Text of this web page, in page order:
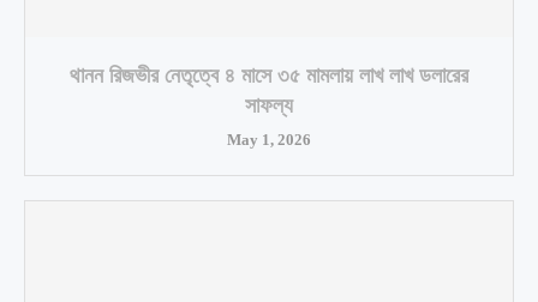
থানন রিজভীর নেতৃত্বে ৪ মাসে ৩৫ মামলায় লাখ লাখ ডলারের
সাফল্য
May 1, 2026